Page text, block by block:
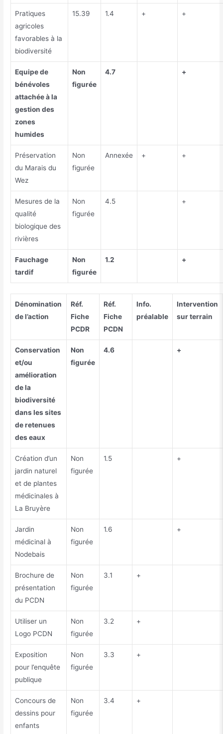
Pratiques
agricoles
favorables à la
biodiversité
15.39 1.4 + +
Equipe de
bénévoles
attachée à la
gestion des
zones
humides
Non
figurée
4.7 +
Préservation
du Marais du
Wez
Non
figurée
Annexée + +
Mesures de la
qualité
biologique des
rivières
Non
figurée
4.5 +
Fauchage
tardif
Non
figurée
1.2 +
Dénomination
de l’action
Réf.
Fiche
PCDR
Réf.
Fiche
PCDN
Info.
préalable
Intervention
sur terrain
Conservation
et/ou
amélioration
de la
biodiversité
dans les sites
de retenues
des eaux
Non
figurée
4.6 +
Création d’un
jardin naturel
et de plantes
médicinales à
La Bruyère
Non
figurée
1.5 +
Jardin
médicinal à
Nodebais
Non
figurée
1.6 +
Brochure de
présentation
du PCDN
Non
figurée
3.1 +
Utiliser un
Logo PCDN
Non
figurée
3.2 +
Exposition
pour l’enquête
publique
Non
figurée
3.3 +
Concours de
dessins pour
enfants
Non
figurée
3.4 +